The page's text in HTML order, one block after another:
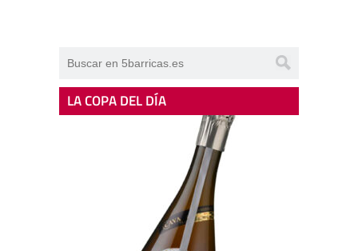
LA COPA DEL DÍA